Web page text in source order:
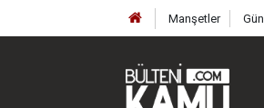
Manşetler